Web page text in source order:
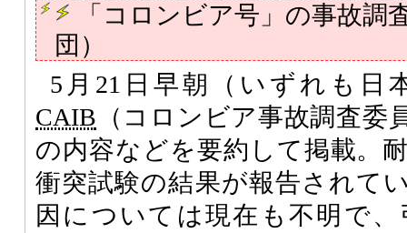
「コロンビア号」の事故調
団）
5月21日早朝（いずれも日
CAIB （コロンビア事故調査委
の内容などを要約して掲載。
衝突試験の結果が報告されて
因については現在も不明で